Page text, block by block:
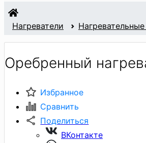
Нагреватели
Оребренный
Избранное
Сравнить
Поделиться
ВКонтакте